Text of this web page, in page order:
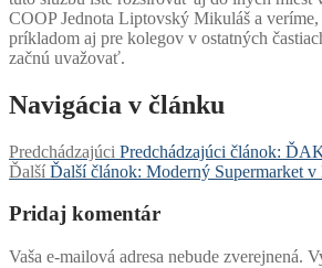
COOP Jednota Liptovský Mikuláš a veríme,
príkladom aj pre kolegov v ostatných
začnú uvažovať.
Navigácia v článku
Predchádzajúci Predchádzajúci článok:
Ďalší Ďalší článok: Moderný Supermarket
Pridaj komentár
Vaša e-mailová adresa nebude zverejnená.